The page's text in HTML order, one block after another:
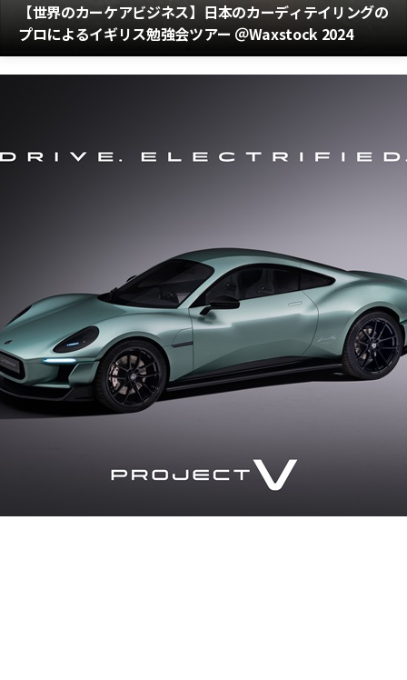
【世界のカーケアビジネス】日本のカーディテイリングの
プロによるイギリス勉強会ツアー ＠Waxstock 2024